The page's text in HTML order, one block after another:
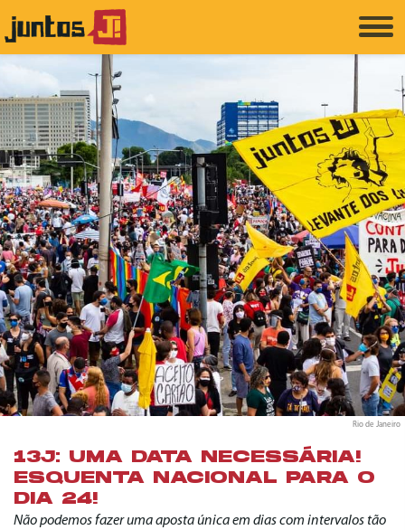
Rio de Janeiro
13J: UMA DATA NECESSÁRIA!
ESQUENTA NACIONAL PARA O
DIA 24!
Não podemos fazer uma aposta única em dias com intervalos tão